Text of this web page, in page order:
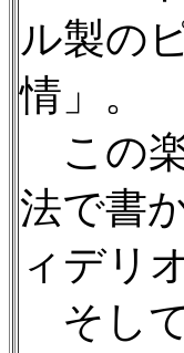
ル製の
情」。
この
法で書
ィデリ
そし